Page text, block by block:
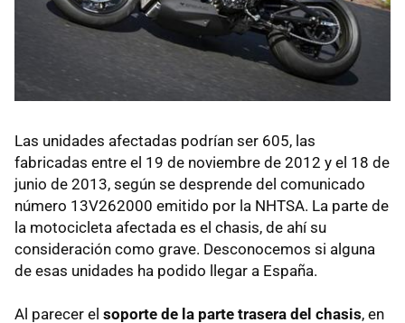
Las unidades afectadas podrían ser 605, las
fabricadas entre el 19 de noviembre de 2012 y el 18 de
junio de 2013, según se desprende del comunicado
número 13V262000 emitido por la NHTSA. La parte de
la motocicleta afectada es el chasis, de ahí su
consideración como grave. Desconocemos si alguna
de esas unidades ha podido llegar a España.
Al parecer el soporte de la parte trasera del chasis, en